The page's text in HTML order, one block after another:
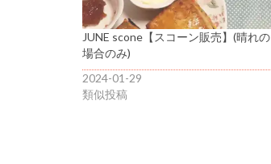
JUNE scone【スコーン販売】(晴れの
場合のみ)
2024-01-29
類似投稿